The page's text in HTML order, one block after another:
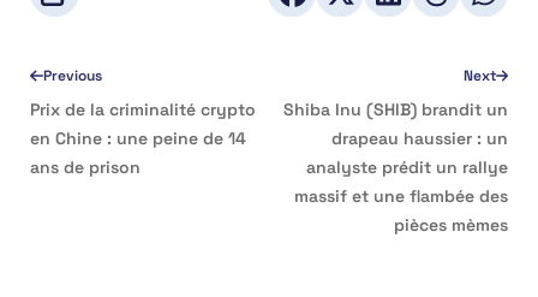
Previous
Prix de la criminalité crypto
en Chine : une peine de 14
ans de prison
Next
Shiba Inu (SHIB) brandit un
drapeau haussier : un
analyste prédit un rallye
massif et une flambée des
pièces mèmes